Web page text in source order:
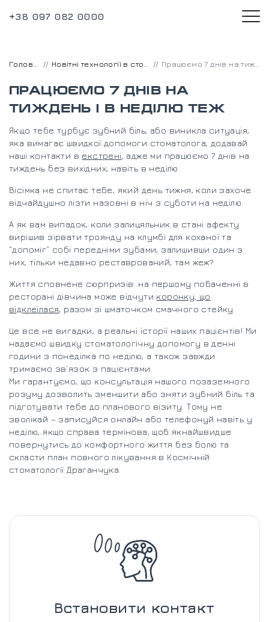
+38 097 082 0000
Новітні технології в стоматології Працюємо 7 днів на тиждень і в неділю теж
ПРАЦЮЄМО 7 ДНІВ НА
ТИЖДЕНЬ І В НЕДІЛЮ ТЕЖ
Якщо тебе турбує зубний біль, або виникла ситуація,
яка вимагає швидкої допомоги стоматолога, додавай
наші контакти в екстрені, адже ми працюємо 7 днів на
тиждень без вихідних, навіть в неділю.
Вісімка не спитає тебе, який день тижня, коли захоче
відчайдушно лізти назовні в ніч з суботи на неділю.
А як вам випадок, коли залицяльник в стані афекту
вирішив зірвати троянду на клумбі для коханої та
“допоміг” собі передніми зубами, залишивши один з
них, тільки недавно реставрований, там жеж?
Життя сповнене сюрпризів: на першому побаченні в
ресторані дівчина може відчути коронку, що
відклеїлася, разом зі шматочком смачного стейку.
Це все не вигадки, а реальні історії наших пацієнтів! Ми
надаємо швидку стоматологічну допомогу в денні
години з понеділка по неділю, а також завжди
тримаємо зв’язок з пацієнтами.
Ми гарантуємо, що консультація нашого позаземного
розуму дозволить зменшити або зняти зубний біль та
підготувати тебе до планового візиту. Тому не
зволікай – записуйся онлайн або телефонуй навіть у
неділю, якщо справа термінова, щоб якнайшвидше
повернутись до комфортного життя без болю та
скласти план повного лікування в Космічній
стоматології Драганчука.
Встановити контакт